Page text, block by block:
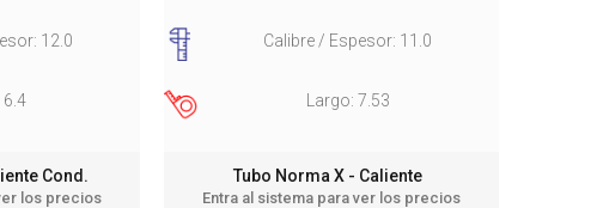
12.0
6.4
Cond.
los precios
Calibre / Espesor: 11.0
Largo: 7.53
Tubo Norma X - Caliente
Entra al sistema para ver los precios